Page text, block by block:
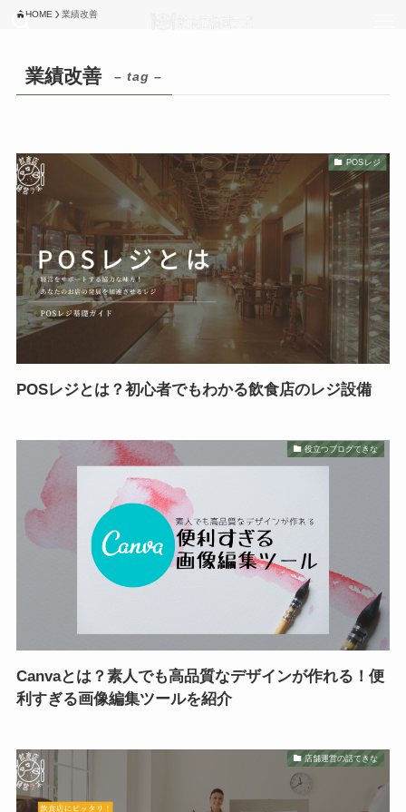
HOME 業績改善
業績改善 – tag –
POSレジ
POSレジとは？初心者でもわかる飲食店のレジ設備
役立つブログてきな
Canvaとは？素人でも高品質なデザインが作れる！便
利すぎる画像編集ツールを紹介
店舗運営の話てきな